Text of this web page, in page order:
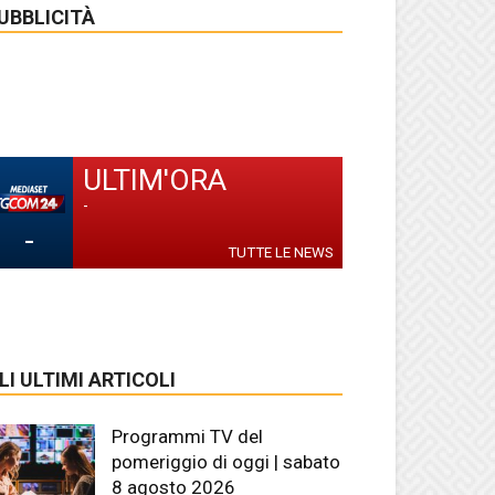
-
ULTIM'ORA
-
TUTTE LE NEWS
ULTIMI ARTICOLI
Programmi TV del
pomeriggio di oggi | sabato
8 agosto 2026